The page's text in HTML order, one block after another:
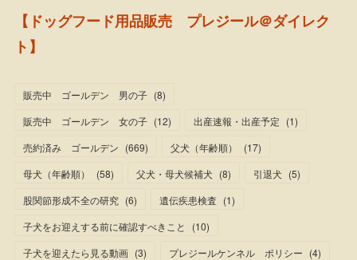
【ドッグフード用品販売 プレジール＠ダイレク
ト】
販売中 ゴールデン 男の子 (8)
販売中 ゴールデン 女の子 (12) 出産速報・出産予定 (1)
売約済み ゴールデン (669) 父犬（年齢順） (17)
母犬（年齢順）
(58) 父犬・母犬候補犬 (8) 引退犬 (5)
股関節形成不全の研究 (6) 遺伝疾患検査 (1)
子犬をお迎えする前に確認すべきこと
(10)
子犬を迎えたら見る動画 (3) プレジールケンネル ポリシー (4)